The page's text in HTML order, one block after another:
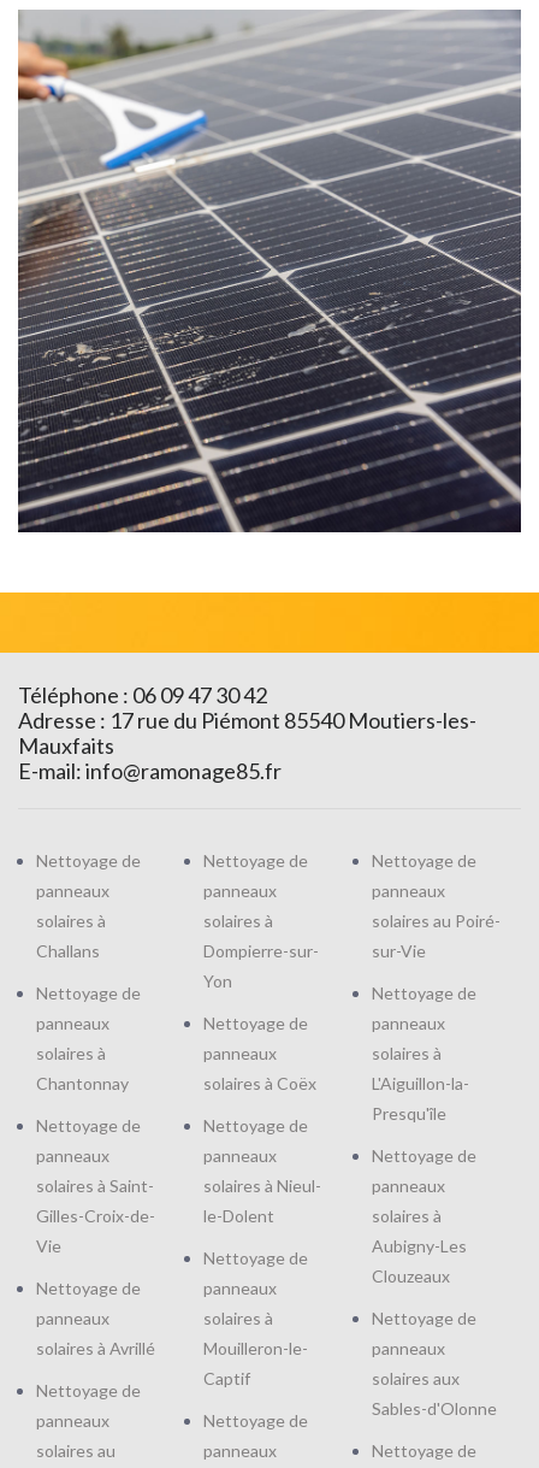
Téléphone : 06 09 47 30 42
Adresse : 17 rue du Piémont 85540 Moutiers-les-
Mauxfaits
E-mail:info@ramonage85.fr
Nettoyage de
panneaux
solaires à
Challans
Nettoyage de
panneaux
solaires à
Chantonnay
Nettoyage de
panneaux
solaires à Saint-
Gilles-Croix-de-
Vie
Nettoyage de
panneaux
solaires à Avrillé
Nettoyage de
panneaux
solaires au
Nettoyage de
panneaux
solaires à
Dompierre-sur-
Yon
Nettoyage de
panneaux
solaires à Coëx
Nettoyage de
panneaux
solaires à Nieul-
le-Dolent
Nettoyage de
panneaux
solaires à
Mouilleron-le-
Captif
Nettoyage de
panneaux
Nettoyage de
panneaux
solaires au Poiré-
sur-Vie
Nettoyage de
panneaux
solaires à
L'Aiguillon-la-
Presqu'île
Nettoyage de
panneaux
solaires à
Aubigny-Les
Clouzeaux
Nettoyage de
panneaux
solaires aux
Sables-d'Olonne
Nettoyage de